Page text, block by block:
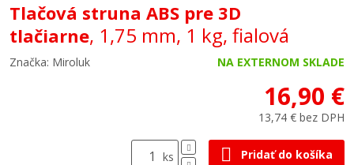
Tlačová struna ABS pre 3D
tlačiarne, 1,75 mm, 1 kg, fialová
Značka: Miroluk NA EXTERNOM SKLADE
16,90 €
13,74 € bez DPH
ks Pridať do košíka